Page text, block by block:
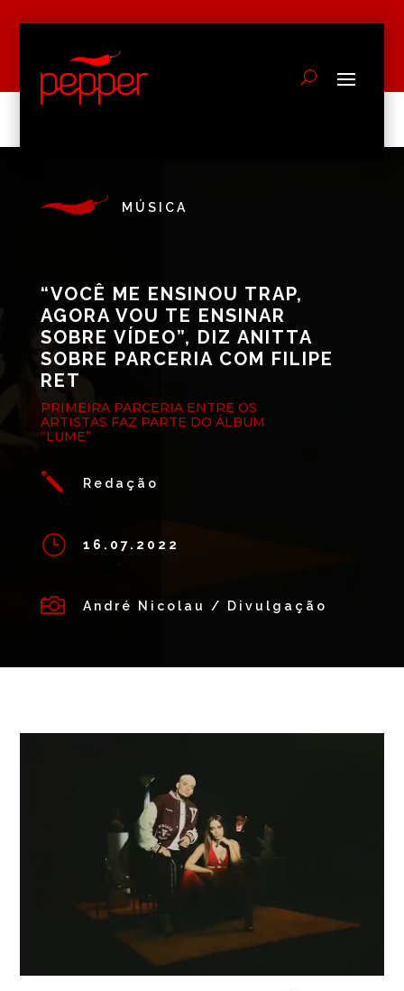
MÚSICA
“VOCÊ ME ENSINOU TRAP,
AGORA VOU TE ENSINAR
SOBRE VÍDEO”, DIZ ANITTA
SOBRE PARCERIA COM FILIPE
RET
PRIMEIRA PARCERIA ENTRE OS
ARTISTAS FAZ PARTE DO ÁLBUM
“LUME”
j Redação
} 16.07.2022
 André Nicolau / Divulgação